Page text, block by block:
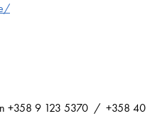
+358 9 123 5370 / +358 40